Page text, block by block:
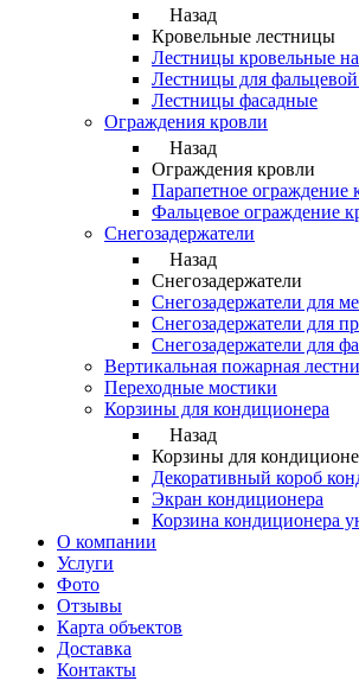
Назад
Кровельные лестницы
Лестницы кровельные на
Лестницы для
Лестницы фасадные
Ограждения кровли
Назад
Ограждения кровли
Парапетное ограждение
Фальцевое ограждение
Снегозадержатели
Назад
Снегозадержатели
Снегозадержатели для
Снегозадержатели для
Снегозадержатели для
Вертикальная пожарная
Переходные мостики
Корзины для кондиционера
Назад
Корзины для
Декоративный короб
Экран кондиционера
Корзина кондиционера
О компании
Услуги
Фото
Отзывы
Карта объектов
Доставка
Контакты